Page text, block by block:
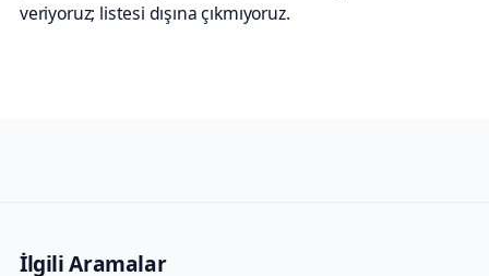
veriyoruz; listesi dışına çıkmıyoruz.
İlgili Aramalar